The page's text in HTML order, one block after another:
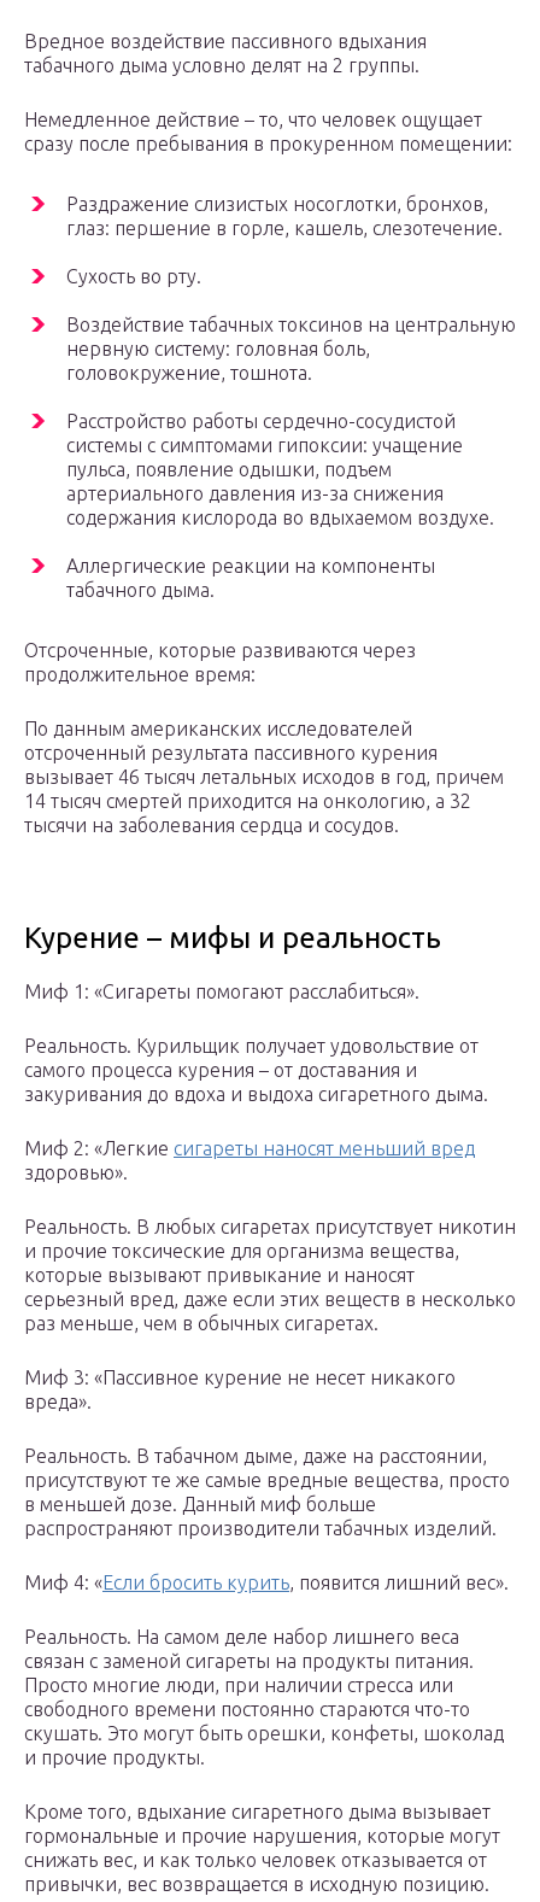
Вредное воздействие пассивного вдыхания
табачного дыма условно делят на 2 группы.
Немедленное действие – то, что человек ощущает
сразу после пребывания в прокуренном помещении:
Раздражение слизистых носоглотки, бронхов,
глаз: першение в горле, кашель, слезотечение.
Сухость во рту.
Воздействие табачных токсинов на центральную
нервную систему: головная боль,
головокружение, тошнота.
Расстройство работы сердечно-сосудистой
системы с симптомами гипоксии: учащение
пульса, появление одышки, подъем
артериального давления из-за снижения
содержания кислорода во вдыхаемом воздухе.
Аллергические реакции на компоненты
табачного дыма.
Отсроченные, которые развиваются через
продолжительное время:
По данным американских исследователей
отсроченный результата пассивного курения
вызывает 46 тысяч летальных исходов в год, причем
14 тысяч смертей приходится на онкологию, а 32
тысячи на заболевания сердца и сосудов.
Курение – мифы и реальность
Миф 1: «Сигареты помогают расслабиться».
Реальность. Курильщик получает удовольствие от
самого процесса курения – от доставания и
закуривания до вдоха и выдоха сигаретного дыма.
Миф 2: «Легкие сигареты наносят меньший вред
здоровью».
Реальность. В любых сигаретах присутствует никотин
и прочие токсические для организма вещества,
которые вызывают привыкание и наносят
серьезный вред, даже если этих веществ в несколько
раз меньше, чем в обычных сигаретах.
Миф 3: «Пассивное курение не несет никакого
вреда».
Реальность. В табачном дыме, даже на расстоянии,
присутствуют те же самые вредные вещества, просто
в меньшей дозе. Данный миф больше
распространяют производители табачных изделий.
Миф 4: «Если бросить курить, появится лишний вес».
Реальность. На самом деле набор лишнего веса
связан с заменой сигареты на продукты питания.
Просто многие люди, при наличии стресса или
свободного времени постоянно стараются что-то
скушать. Это могут быть орешки, конфеты, шоколад
и прочие продукты.
Кроме того, вдыхание сигаретного дыма вызывает
гормональные и прочие нарушения, которые могут
снижать вес, и как только человек отказывается от
привычки, вес возвращается в исходную позицию.